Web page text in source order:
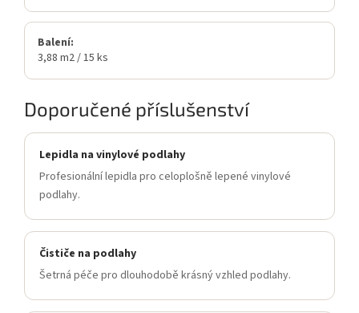
Balení:
3,88 m2 / 15 ks
Doporučené příslušenství
Lepidla na vinylové podlahy
Profesionální lepidla pro celoplošně lepené vinylové
podlahy.
Čističe na podlahy
Šetrná péče pro dlouhodobě krásný vzhled podlahy.